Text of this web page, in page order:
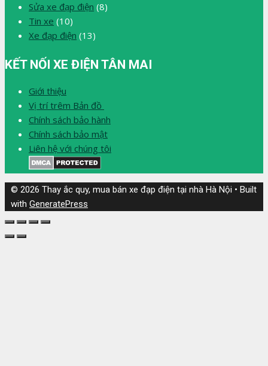
Sửa xe đạp điện (8)
Tin xe (10)
Xe đạp điện (13)
KẾT NỐI XE ĐIỆN TÂN MAI
Giới thiệu
Vị trí trêm Bản đồ
Chính sách bảo hành
Chính sách bảo mật
Liên hệ với chúng tôi
© 2026 Thay ắc quy, mua bán xe đạp điện tại nhà Hà Nội • Built
with GeneratePress